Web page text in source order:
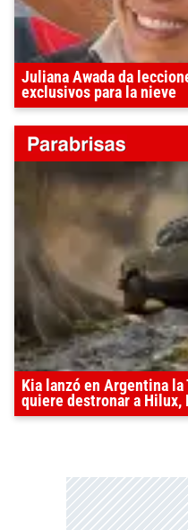
Juliana Awada da
exclusivos para la nieve
Kia lanzó en Argentina
quiere destronar a Hilux,